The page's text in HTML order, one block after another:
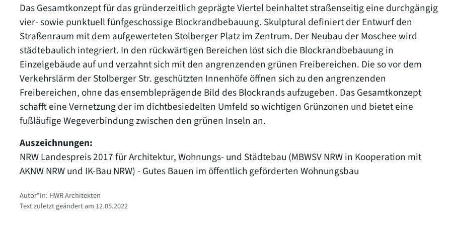
Das Gesamtkonzept für das gründerzeitlich geprägte Viertel beinhaltet straßenseitig eine durchgängig
vier- sowie punktuell fünfgeschossige Blockrandbebauung. Skulptural definiert der Entwurf den
Straßenraum mit dem aufgewerteten Stolberger Platz im Zentrum. Der Neubau der Moschee wird
städtebaulich integriert. In den rückwärtigen Bereichen löst sich die Blockrandbebauung in
Einzelgebäude auf und verzahnt sich mit den angrenzenden grünen Freibereichen. Die so vor dem
Verkehrslärm der Stolberger Str. geschützten Innenhöfe öffnen sich zu den angrenzenden
Freibereichen, ohne das ensembleprägende Bild des Blockrands aufzugeben. Das Gesamtkonzept
schafft eine Vernetzung der im dichtbesiedelten Umfeld so wichtigen Grünzonen und bietet eine
fußläufige Wegeverbindung zwischen den grünen Inseln an.
Auszeichnungen:
NRW Landespreis 2017 für Architektur, Wohnungs- und Städtebau (MBWSV NRW in Kooperation mit
AKNW NRW und IK-Bau NRW) - Gutes Bauen im öffentlich geförderten Wohnungsbau
Autor*in: HWR Architekten
Text zuletzt geändert am 12.05.2022